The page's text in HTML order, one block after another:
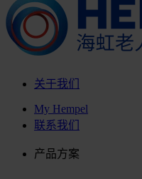
关于我们
My Hempel
联系我们
产品方案